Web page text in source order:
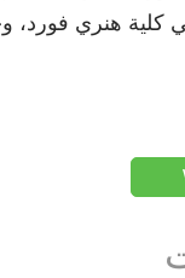
كلية هنري فورد،